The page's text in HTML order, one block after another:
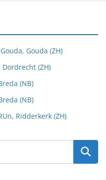
Gouda (ZH)
Dordrecht (ZH)
(NB)
(NB)
Ridderkerk (ZH)